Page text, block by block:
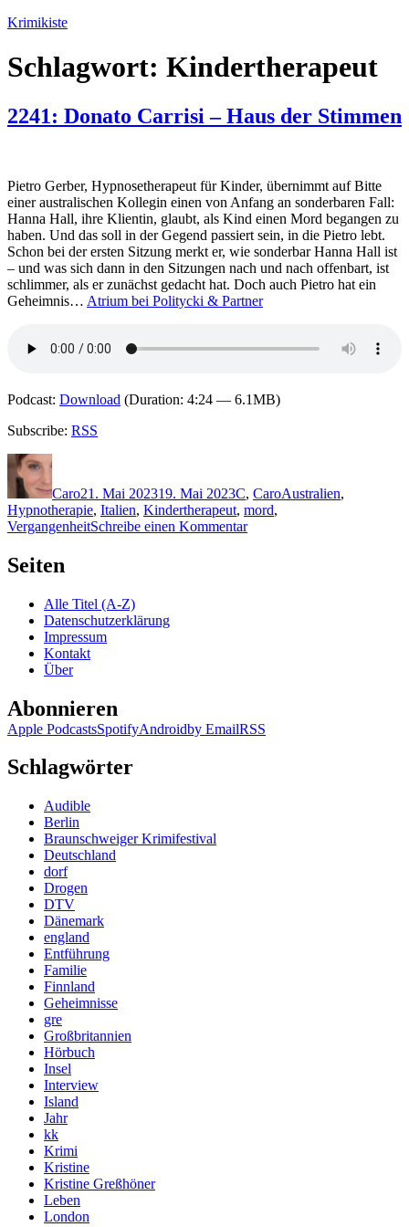
Zum
springen
Krimikiste
Schlagwort: Kindertherapeut
2241: Donato Carrisi – Haus der Stimmen
Pietro Gerber, Hypnosetherapeut für Kinder, übernimmt auf Bitte
einer australischen Kollegin einen von Anfang an sonderbaren Fall:
Hanna Hall, ihre Klientin, glaubt, als Kind einen Mord begangen zu
haben. Und das soll in der Gegend passiert sein, in die Pietro lebt.
Schon bei der ersten Sitzung merkt er, wie sonderbar Hanna Hall ist
– und was sich dann in den Sitzungen nach und nach offenbart, ist
schlimmer, als er zunächst gedacht hat. Doch auch Pietro hat ein
Geheimnis… Atrium bei Politycki & Partner
Podcast: Download (Duration: 4:24 — 6.1MB)
Subscribe: RSS
Autor
Caro21. Mai 202319. Mai 2023C, CaroAustralien,
Hypnotherapie, Italien, Kindertherapeut, mord,
VergangenheitSchreibe einen Kommentarzu
Seiten
Alle Titel (A-Z)
Datenschutzerklärung
Impressum
Kontakt
Über
Abonnieren
Apple PodcastsSpotifyAndroidby EmailRSS
Schlagwörter
Audible
Berlin
Braunschweiger Krimifestival
Deutschland
dorf
Drogen
DTV
Dänemark
england
Entführung
Familie
Finnland
Geheimnisse
gre
Großbritannien
Hörbuch
Insel
Interview
Island
Jahr
kk
Krimi
Kristine
Kristine Greßhöner
Leben
London